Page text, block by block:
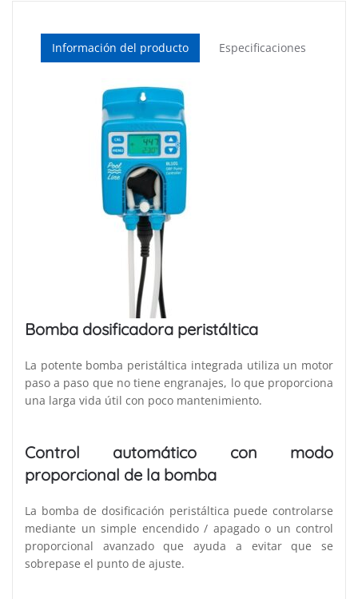
Información del producto Especificaciones
Bomba dosificadora peristáltica
La potente bomba peristáltica integrada utiliza un motor
paso a paso que no tiene engranajes, lo que proporciona
una larga vida útil con poco mantenimiento.
Control automático con modo
proporcional de la bomba
La bomba de dosificación peristáltica puede controlarse
mediante un simple encendido / apagado o un control
proporcional avanzado que ayuda a evitar que se
sobrepase el punto de ajuste.